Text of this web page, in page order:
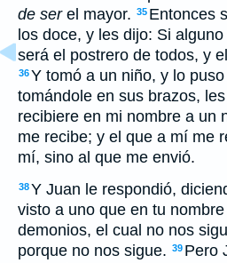
de serel mayor. 35 Entonces
los doce, y les dijo: Si
será el postrero de todos, y
36Y tomó a un niño, y lo
tomándole en sus brazos,
recibiere en mi nombre a un
me recibe; y el que a mí me
mí, sino al que me envió.
38Y Juan le respondió,
visto a uno que en tu
demonios, el cual no nos
porque no nos sigue. 39 Pero